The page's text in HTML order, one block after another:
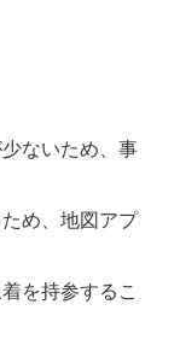
ないため、事
め、地図アプ
を持参するこ